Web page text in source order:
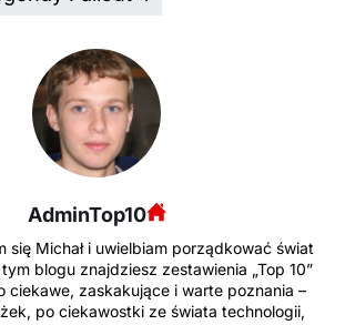
AdminTop10
się Michał i uwielbiam porządkować świat
blogu znajdziesz zestawienia „Top 10”
ciekawe, zaskakujące i warte poznania –
po ciekawostki ze świata technologii,